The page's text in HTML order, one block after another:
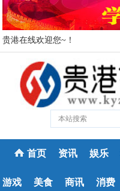
贵港在线欢迎您~！
首页 资讯 娱乐
游戏 美食 商讯 消费